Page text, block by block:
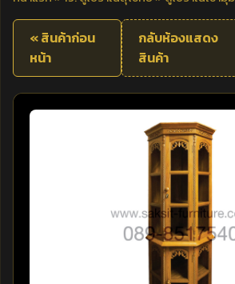
« สินค้าก่อน
หน้า
กลับห้องแสดง
สินค้า